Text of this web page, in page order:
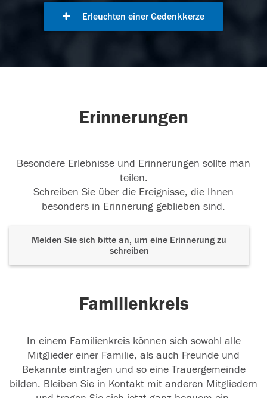
Erleuchten einer Gedenkkerze
Erinnerungen
Besondere Erlebnisse und Erinnerungen sollte man
teilen.
Schreiben Sie über die Ereignisse, die Ihnen
besonders in Erinnerung geblieben sind.
Melden Sie sich bitte an, um eine Erinnerung zu
schreiben
Familienkreis
In einem Familienkreis können sich sowohl alle
Mitglieder einer Familie, als auch Freunde und
Bekannte eintragen und so eine Trauergemeinde
bilden. Bleiben Sie in Kontakt mit anderen Mitgliedern